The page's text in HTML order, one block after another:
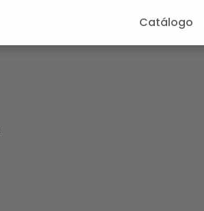
Catálogo